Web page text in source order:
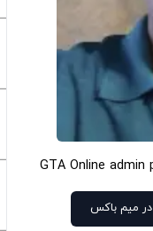
GTA Online admin
در میم باکس